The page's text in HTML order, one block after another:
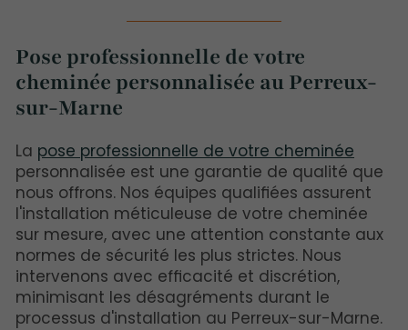
Pose professionnelle de votre
cheminée personnalisée au Perreux-
sur-Marne
La pose professionnelle de votre cheminée
personnalisée est une garantie de qualité que
nous offrons. Nos équipes qualifiées assurent
l'installation méticuleuse de votre cheminée
sur mesure, avec une attention constante aux
normes de sécurité les plus strictes. Nous
intervenons avec efficacité et discrétion,
minimisant les désagréments durant le
processus d'installation au Perreux-sur-Marne.